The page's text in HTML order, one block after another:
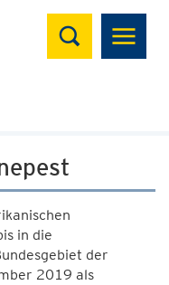
Suchen
in die
der
2019 als